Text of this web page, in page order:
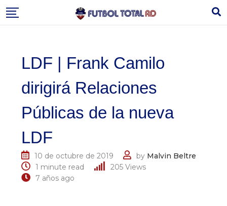
to
LDF | Frank Camilo
dirigirá Relaciones
Públicas de la nueva
LDF
10 de octubre de 2019 by Malvin Beltre
1 minute read
205 Views
7 años ago